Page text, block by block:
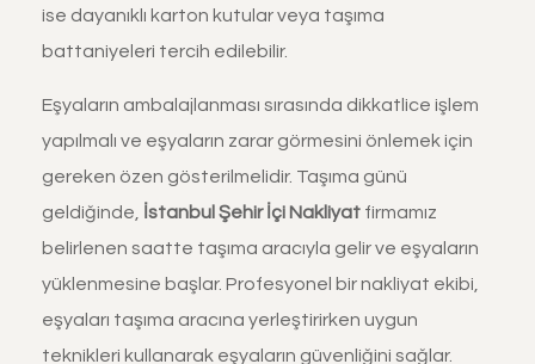
ise dayanıklı karton kutular veya taşıma
battaniyeleri tercih edilebilir.
Eşyaların ambalajlanması sırasında dikkatlice işlem
yapılmalı ve eşyaların zarar görmesini önlemek için
gereken özen gösterilmelidir. Taşıma günü
geldiğinde,
İstanbul Şehir İçi Nakliyat firmamız
belirlenen saatte taşıma aracıyla gelir ve eşyaların
yüklenmesine başlar. Profesyonel bir nakliyat ekibi,
eşyaları taşıma aracına yerleştirirken uygun
teknikleri kullanarak eşyaların güvenliğini sağlar.